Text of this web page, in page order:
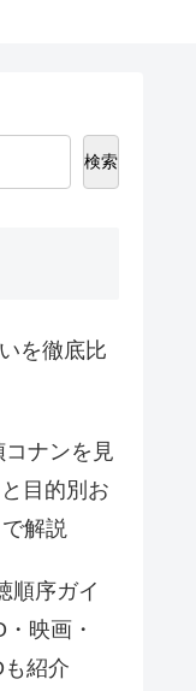
検索
を徹底比
コナンを見
目的別お
解説
順序ガイ
映画・
紹介